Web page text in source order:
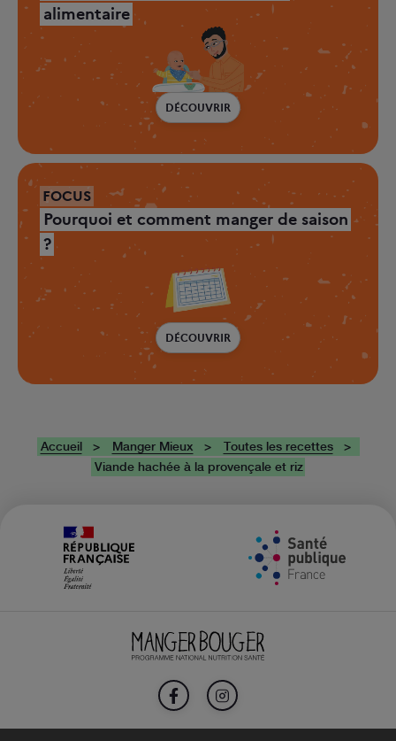
alimentaire
DÉCOUVRIR
FOCUS
Pourquoi et comment manger de saison
?
DÉCOUVRIR
Accueil Manger Mieux
Toutes les recettes
Viande hachée à la provençale et riz
FACEBOOKINSTAGRAM